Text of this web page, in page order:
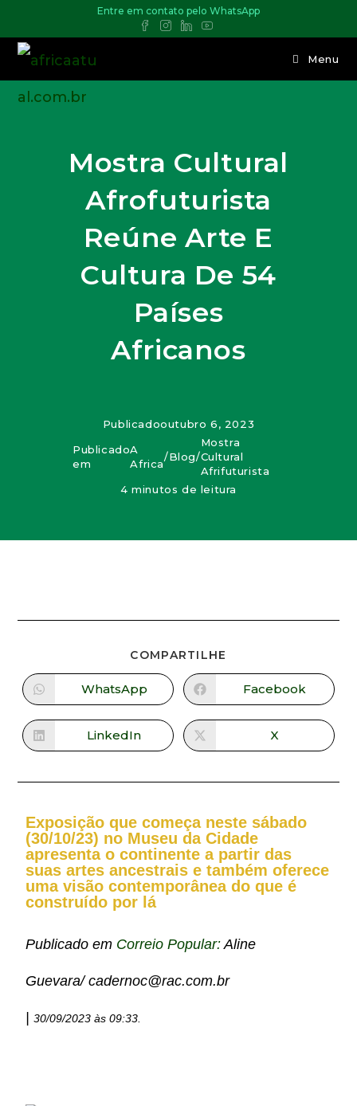
Entre em contato pelo WhatsApp
Menu
Mostra Cultural
Afrofuturista
Reúne Arte E
Cultura De 54
Países
Africanos
Publicadooutubro 6, 2023
Publicado
em
A
Africa
/Blog/
Mostra
Cultural
Afrifuturista
4 minutos de leitura
COMPARTILHE
WhatsApp Facebook
LinkedIn X
Exposição que começa neste sábado
(30/10/23) no Museu da Cidade
apresenta o continente a partir das
suas artes ancestrais e também oferece
uma visão contemporânea do que é
construído por lá
Publicado em Correio Popular: Aline
Guevara/ cadernoc@rac.com.br
|30/09/2023 às 09:33.